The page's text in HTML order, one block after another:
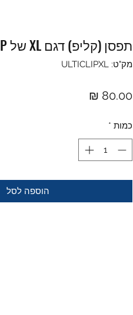
תפסן (קליפ) דגם XL של ULTICLIP
מק"ט: ULTICLIPXL
כמות *
הוספה לסל